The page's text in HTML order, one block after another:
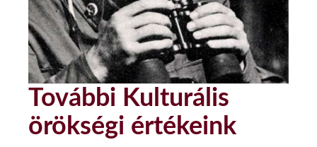
További Kulturális
örökségi értékeink